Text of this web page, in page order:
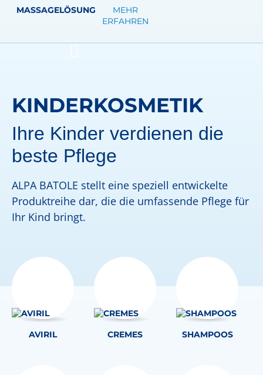
MASSAGELÖSUNG
MEHR
ERFAHREN
KINDERKOSMETIK
Ihre Kinder verdienen die
beste Pflege
ALPA BATOLE stellt eine speziell entwickelte
Produktreihe dar, die die umfassende Pflege für
Ihr Kind bringt.
AVIRIL CREMES SHAMPOOS